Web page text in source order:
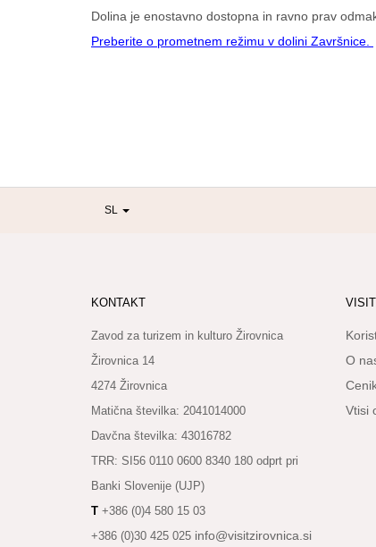
Dolina je enostavno dostopna in ravno prav
Preberite o prometnem režimu v dolini Završnice.
SL
KONTAKT
Zavod za turizem in kulturo Žirovnica
Žirovnica 14
4274 Žirovnica
Matična številka: 2041014000
Davčna številka: 43016782
TRR: SI56 0110 0600 8340 180 odprt pri
Banki Slovenije (UJP)
T +386 (0)4 580 15 03
+386 (0)30 425 025 info@visitzirovnica.si
O
Vtisi